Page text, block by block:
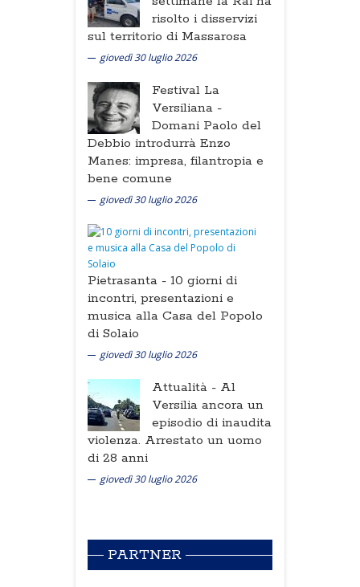
risolto i disservizi
sul territorio di Massarosa
giovedì 30 luglio 2026
Festival La
Versiliana -
Domani Paolo del
Debbio introdurrà Enzo
Manes: impresa, filantropia e
bene comune
giovedì 30 luglio 2026
Pietrasanta - 10 giorni di
incontri, presentazioni e
musica alla Casa del Popolo
di Solaio
giovedì 30 luglio 2026
Attualità - Al
Versilia ancora un
episodio di inaudita
violenza. Arrestato un uomo
di 28 anni
giovedì 30 luglio 2026
PARTNER